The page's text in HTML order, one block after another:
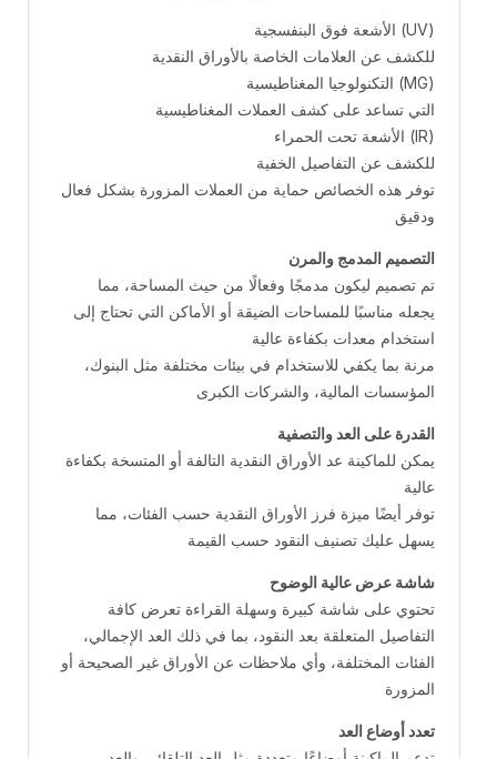
الأشعة فوق البنفسجية (UV)
للكشف عن العلامات الخاصة بالأوراق النقدية
التكنولوجيا المغناطيسية (MG)
التي تساعد على كشف العملات المغناطيسية
الأشعة تحت الحمراء (IR)
للكشف عن التفاصيل الخفية
ودقيق
التصميم المدمج والمرن
يجعله مناسبًا للمساحات الضيقة أو الأماكن التي تحتاج إلى
استخدام معدات بكفاءة عالية
المؤسسات المالية، والشركات الكبرى
القدرة على العد والتصفية
عالية
يسهل عليك تصنيف النقود حسب القيمة
شاشة عرض عالية الوضوح
التفاصيل المتعلقة بعد النقود، بما في ذلك العد الإجمالي،
الفئات المختلفة، وأي ملاحظات عن الأوراق غير الصحيحة أو
المزورة
تعدد أوضاع العد